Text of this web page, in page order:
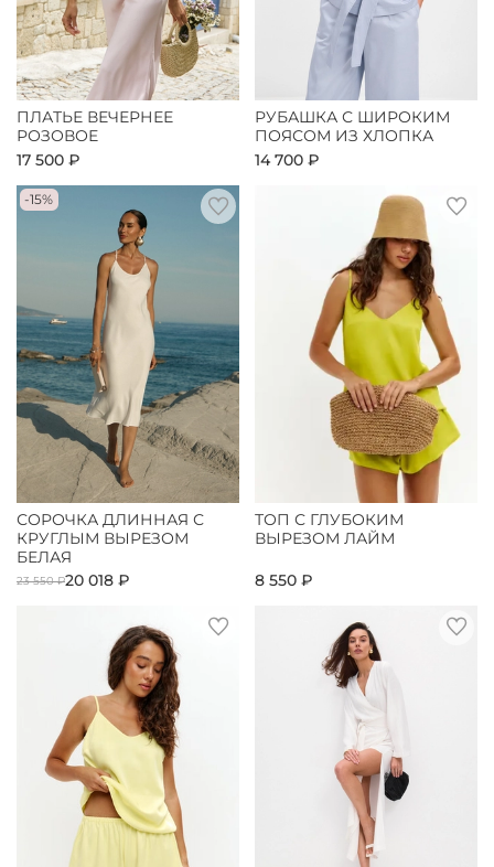
ПЛАТЬЕ ВЕЧЕРНЕЕ
РОЗОВОЕ
17 500 ₽
РУБАШКА С ШИРОКИМ
ПОЯСОМ ИЗ ХЛОПКА
14 700 ₽
-15%
СОРОЧКА ДЛИННАЯ С
КРУГЛЫМ ВЫРЕЗОМ
БЕЛАЯ
23 550 ₽20 018 ₽
ТОП С ГЛУБОКИМ
ВЫРЕЗОМ ЛАЙМ
8 550 ₽